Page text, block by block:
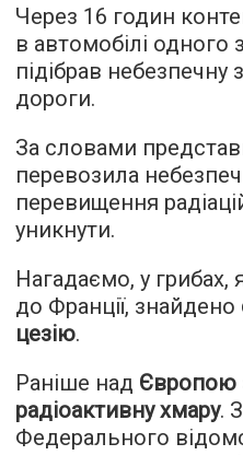
Через 16 годин
в автомобілі одного
підібрав небезпечну
дороги.
За словами
перевозила
перевищення
уникнути.
Нагадаємо, у грибах,
до Франції, знайдено
цезію.
Раніше над Європою
радіоактивну хмару.
Федерального